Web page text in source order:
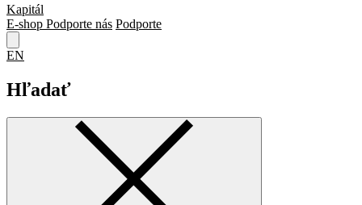
Kapitál
E-shop Podporte nás Podporte
EN
Hľadať